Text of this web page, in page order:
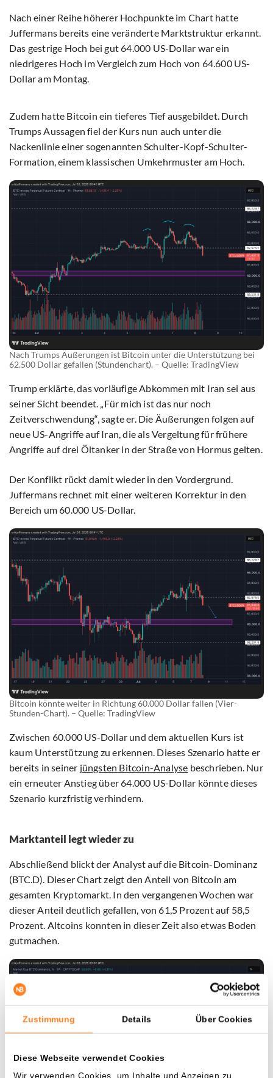
Zustimmung Details Über Cookies
Diese Webseite verwendet Cookies
Wir verwenden Cookies, um Inhalte und Anzeigen zu
Nach einer Reihe höherer Hochpunkte im Chart hatte
Juffermans bereits eine veränderte Marktstruktur erkannt.
Das gestrige Hoch bei gut 64.000 US-Dollar war ein
niedrigeres Hoch im Vergleich zum Hoch von 64.600 US-
Dollar am Montag.
Zudem hatte Bitcoin ein tieferes Tief ausgebildet. Durch
Trumps Aussagen fiel der Kurs nun auch unter die
Nackenlinie einer sogenannten Schulter-Kopf-Schulter-
Formation, einem klassischen Umkehrmuster am Hoch.
Nach Trumps Äußerungen ist Bitcoin unter die Unterstützung bei
62.500 Dollar gefallen (Stundenchart). – Quelle: TradingView
Trump erklärte, das vorläufige Abkommen mit Iran sei aus
seiner Sicht beendet. „Für mich ist das nur noch
Zeitverschwendung“, sagte er. Die Äußerungen folgen auf
neue US-Angriffe auf Iran, die als Vergeltung für frühere
Angriffe auf drei Öltanker in der Straße von Hormus gelten.
Der Konflikt rückt damit wieder in den Vordergrund.
Juffermans rechnet mit einer weiteren Korrektur in den
Bereich um 60.000 US-Dollar.
Bitcoin könnte weiter in Richtung 60.000 Dollar fallen (Vier-
Stunden-Chart). – Quelle: TradingView
Zwischen 60.000 US-Dollar und dem aktuellen Kurs ist
kaum Unterstützung zu erkennen. Dieses Szenario hatte er
bereits in seiner jüngsten Bitcoin-Analyse beschrieben. Nur
ein erneuter Anstieg über 64.000 US-Dollar könnte dieses
Szenario kurzfristig verhindern.
Marktanteil legt wieder zu
Abschließend blickt der Analyst auf die Bitcoin-Dominanz
(BTC.D). Dieser Chart zeigt den Anteil von Bitcoin am
gesamten Kryptomarkt. In den vergangenen Wochen war
dieser Anteil deutlich gefallen, von 61,5 Prozent auf 58,5
Prozent. Altcoins konnten in dieser Zeit also etwas Boden
gutmachen.